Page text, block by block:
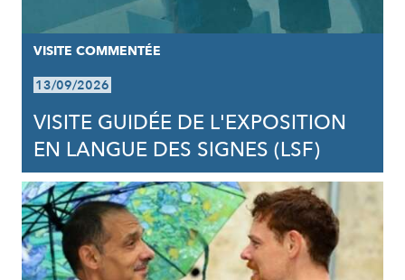
VISITE COMMENTÉE
13/09/2026
VISITE GUIDÉE DE L'EXPOSITION
EN LANGUE DES SIGNES (LSF)